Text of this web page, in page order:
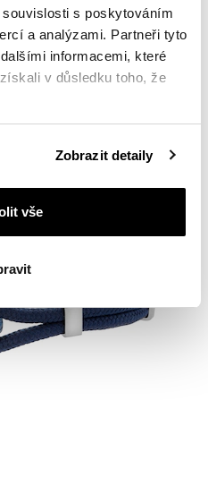
s poskytováním
a analýzami. Partneři tyto
informacemi, které
v důsledku toho, že
ochrany osobních údajů
Zobrazit detaily
vše